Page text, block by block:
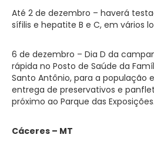
Até 2 de dezembro – haverá
sífilis e hepatite B e C, em vários
6 de dezembro – Dia D da
rápida no Posto de Saúde da
Santo Antônio, para a população
entrega de preservativos e
próximo ao Parque das Exposições.
Cáceres – MT